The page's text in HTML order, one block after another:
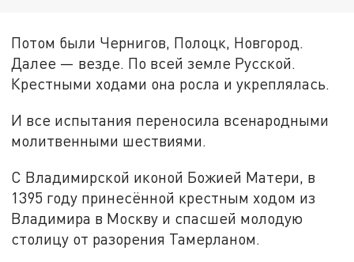
Потом были Чернигов, Полоцк, Новгород.
Далее — везде. По всей земле Русской.
Крестными ходами она росла и укреплялась.
И все испытания переносила всенародными
молитвенными шествиями.
С Владимирской иконой Божией Матери, в
1395 году принесённой крестным ходом из
Владимира в Москву и спасшей молодую
столицу от разорения Тамерланом.